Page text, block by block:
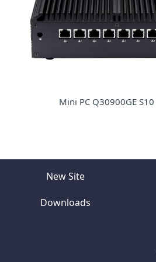
Mini PC Q30900GE S10
New Site
Downloads